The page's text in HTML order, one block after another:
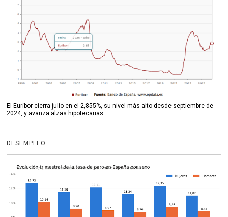
El Euríbor cierra julio en el 2,855%, su nivel más alto desde septiembre de
2024, y avanza alzas hipotecarias
DESEMPLEO